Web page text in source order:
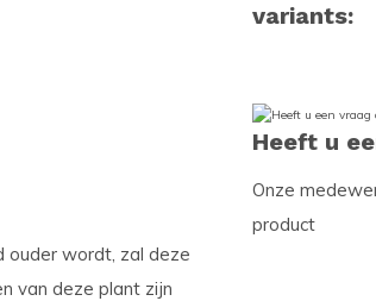
variants:
ouder wordt, zal deze
van deze plant zijn
Heeft u
Onze
product